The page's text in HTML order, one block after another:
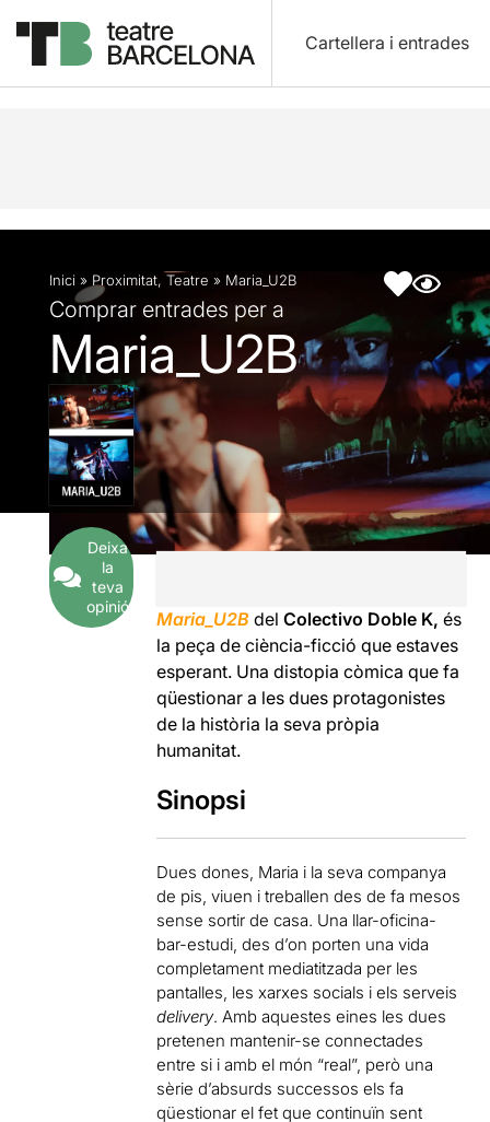
Cartellera i entrades
Descripció Fitxa artística Fotos i vídeos
Inici » Proximitat, Teatre » Maria_U2B
Comprar entrades per a
Maria_U2B
Deixa
la
teva
opinió
Maria_U2B delColectivo Doble K, és
la peça de ciència-ficció que estaves
esperant. Una distopia còmica que fa
qüestionar a les dues protagonistes
de la història la seva pròpia
humanitat.
Sinopsi
Dues dones, Maria i la seva companya
de pis, viuen i treballen des de fa mesos
sense sortir de casa. Una llar-oficina-
bar-estudi, des d’on porten una vida
completament mediatitzada per les
pantalles, les xarxes socials i els serveis
delivery. Amb aquestes eines les dues
pretenen mantenir-se connectades
entre si i amb el món “real”, però una
sèrie d’absurds successos els fa
qüestionar el fet que continuïn sent